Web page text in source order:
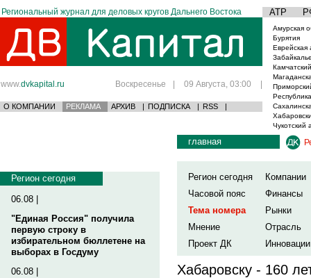
Региональный журнал для деловых кругов Дальнего Востока АТР
www.dvkapital.ru Воскресенье | 09 Августа, 03:00 |
О КОМПАНИИ РЕКЛАМА АРХИВ | ПОДПИСКА | RSS |
Амурская
Бурятия
Еврейская
Чукотский
Регион сегодня
06.08 |
"Единая Россия" получила
первую строку в
избирательном бюллетене на
выборах в Госдуму
06.08 |
главная
Регион сегодня
Компании
Часовой пояс
Финансы
Тема номера
Рынки
Мнение
Отрасль
Проект ДК
Инновации
Хабаровску - 160